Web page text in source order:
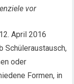
vor
April 2016
Schüleraustausch,
oder
Formen, in